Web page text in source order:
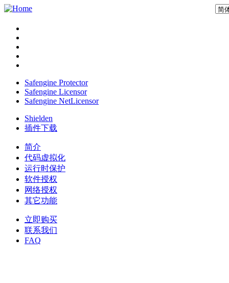
Safengine Protector
Safengine Licensor
Safengine NetLicensor
Shielden
插件下载
简介
代码虚拟化
运行时保护
软件授权
网络授权
其它功能
立即购买
联系我们
FAQ